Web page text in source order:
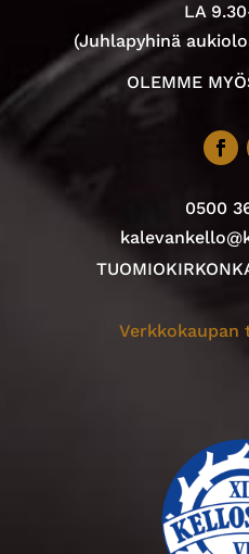
LA
(Juhlapyhinä
OLEMME
0500